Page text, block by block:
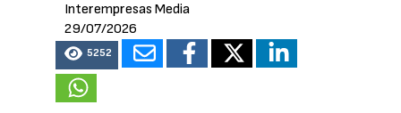
Interempresas Media
29/07/2026
5252